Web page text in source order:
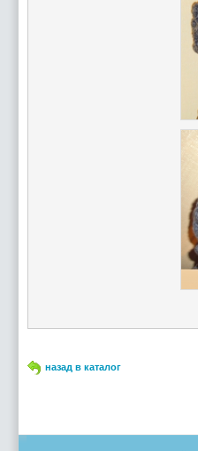
назад в каталог